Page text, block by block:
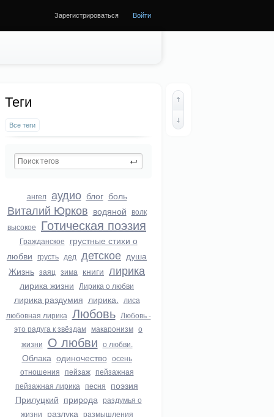
Зарегистрироваться Войти
Теги
Все теги
ангел аудио блог боль
Виталий Юрков водяной волк
высокое Готическая поэзия
Гражданское грустные стихи о
любви грусть дед детское душа
Жизнь заяц зима книги лирика
лирика жизни Лирика о любви
лирика раздумия лирика. лиса
любовная лирика Любовь Любовь -
это радуга к звёздам макаронизм о
жизни О любви о любви.
Облака одиночество осень
отношения пейзаж пейзажная
пейзажная лирика песня поэзия
Прилуцкий природа раздумья о
жизни разлука размышления